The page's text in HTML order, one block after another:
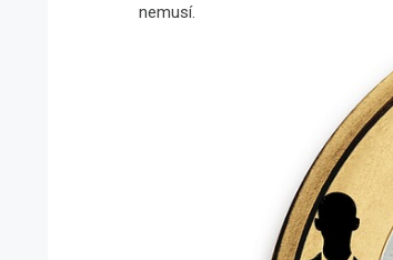
nemusí.